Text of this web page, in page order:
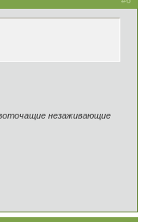
незаживающие